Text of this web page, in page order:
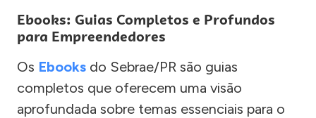
Ebooks: Guias Completos e Profundos
para Empreendedores
Os Ebooks do Sebrae/PR são guias
completos que oferecem uma visão
aprofundada sobre temas essenciais para o